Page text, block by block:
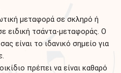
μεταφορά σε σκληρό ή
ειδική τσάντα-μεταφοράς. Ο
είναι το ιδανικό σημείο για
πρέπει να είναι καθαρό